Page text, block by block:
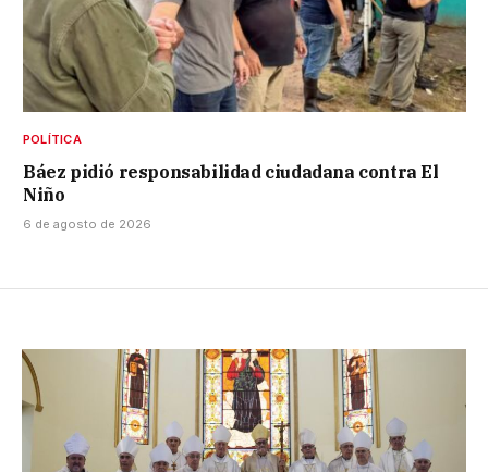
POLÍTICA
Báez pidió responsabilidad ciudadana contra El
Niño
6 de agosto de 2026